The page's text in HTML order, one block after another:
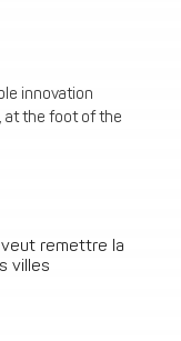
innovation
at the foot of the
veut remettre la
villes